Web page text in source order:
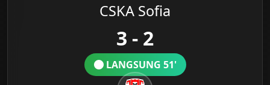
CSKA Sofia
3 - 2
LANGSUNG 51'